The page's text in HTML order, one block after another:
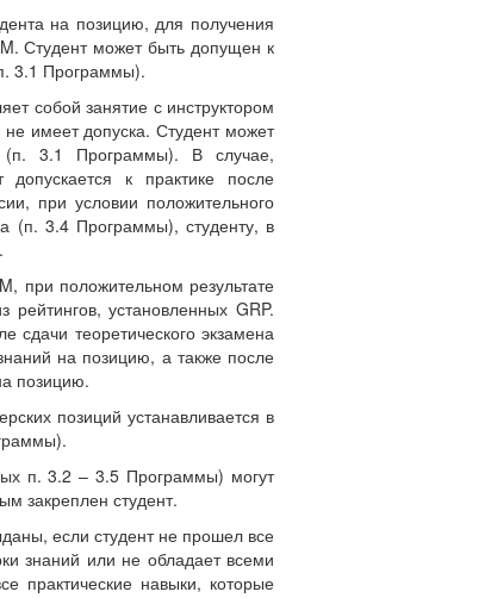
на позицию, для получения
Студент может быть допущен к
3.1 Программы).
собой занятие с инструктором
имеет допуска. Студент может
(п. 3.1 Программы). В случае,
к практике после
при условии положительного
(п. 3.4 Программы), студенту, в
при положительном результате
рейтингов, установленных GRP.
сдачи теоретического экзамена
на позицию, а также после
позицию.
позиций устанавливается в
п. 3.2 – 3.5 Программы) могут
закреплен студент.
если студент не прошел все
знаний или не обладает всеми
практические навыки, которые